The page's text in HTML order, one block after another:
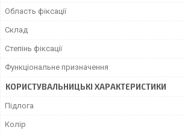
Область фіксації
Склад
Степінь фіксації
Функціональне призначення
КОРИСТУВАЛЬНИЦЬКІ ХАРАКТЕРИСТИКИ
Підлога
Колір